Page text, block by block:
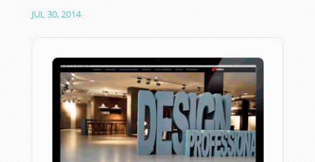
JUL 30, 2014